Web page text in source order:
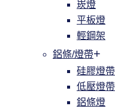
崁燈
平板燈
輕鋼架
鋁條/燈帶
硅膠燈帶
低壓燈帶
鋁條燈